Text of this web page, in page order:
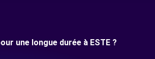
une longue durée à ESTE ?